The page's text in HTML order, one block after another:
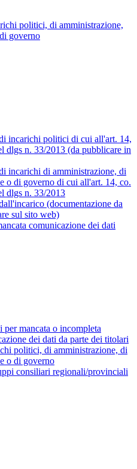
politici, di amministrazione,
governo
incarichi politici di cui all'art. 14,
dlgs n. 33/2013 (da pubblicare in
incarichi di amministrazione, di
o di governo di cui all'art. 14, co.
dlgs n. 33/2013
(documentazione da
sul sito web)
comunicazione dei dati
per mancata o incompleta
dei dati da parte dei titolari
politici, di amministrazione, di
o di governo
consiliari regionali/provinciali